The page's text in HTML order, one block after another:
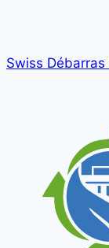
Swiss Débarras